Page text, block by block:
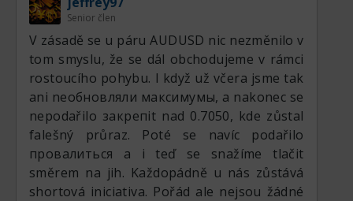
proražené linii a úrovni 0.7095. Po
rozhodnutí Fedu o úrokové sazbě se pokles
obnovil, ale zpomalil kvůli rostoucí linii na
vyšším časovém rámci. Očekávala se
korekce, která nyní postupně probíhá.
Cílem této rostoucí korekce je rezistenční
úroveň 0.7095, k níž má cena ještě volný
prostor. Je třeba říct, že stejné euro s librou
se zvedly mnohem svižněji, tady jdeme nějak
slabě.
Senior člen
V zásadě se u páru AUDUSD nic nezměnilo v
tom smyslu, že se dál obchodujeme v rámci
rostoucího pohybu. I když už včera jsme tak
ani neобновляли максимумы, a nakonec se
nepodařilo закрепit nad 0.7050, kde zůstal
falešný průraz. Poté se navíc podařilo
провалиться a i teď se snažíme tlačit
směrem na jih. Každopádně u nás zůstává
shortová iniciativa. Pořád ale nejsou žádné